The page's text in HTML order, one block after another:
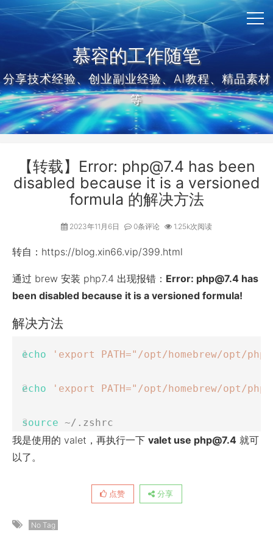
慕容的工作随笔
分享技术经验、创业副业经验、AI教程、精品素材
等
【转载】Error: php@7.4 has been
disabled because it is a versioned
formula 的解决方法
2023年11月6日 0条评论 1.25k次阅读
转自：https://blog.xin66.vip/399.html
通过 brew 安装 php7.4 出现报错： Error: php@7.4 has
been disabled because it is a versioned formula!
解决方法
echo 'export PATH="/opt/homebrew/opt/
echo 'export PATH="/opt/homebrew/opt/
source ~/.zshrc
我是使用的 valet，再执行一下 valet use php@7.4 就可
以了。
点赞 分享
No Tag